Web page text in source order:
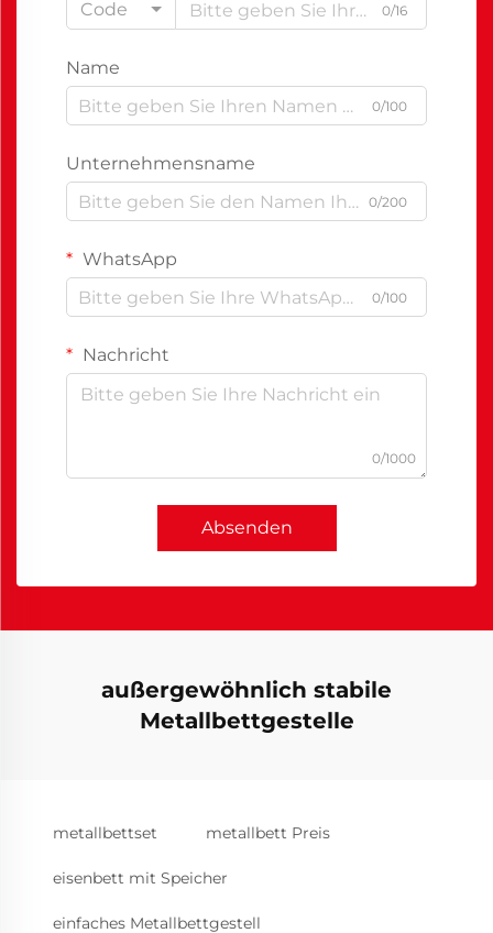
Code
0/16
Name
0/100
Unternehmensname
0/200
WhatsApp
0/100
Nachricht
0/1000
Absenden
außergewöhnlich stabile
Metallbettgestelle
metallbettset metallbett Preis
eisenbett mit Speicher
einfaches Metallbettgestell